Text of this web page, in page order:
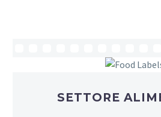
SETTORE